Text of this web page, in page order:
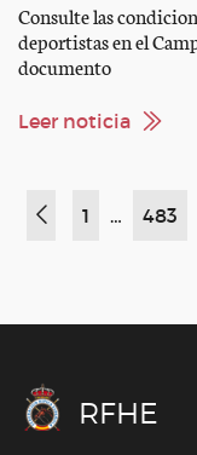
Consulte las
deportistas en el
documento
Leer noticia
1 … 483
RFHE